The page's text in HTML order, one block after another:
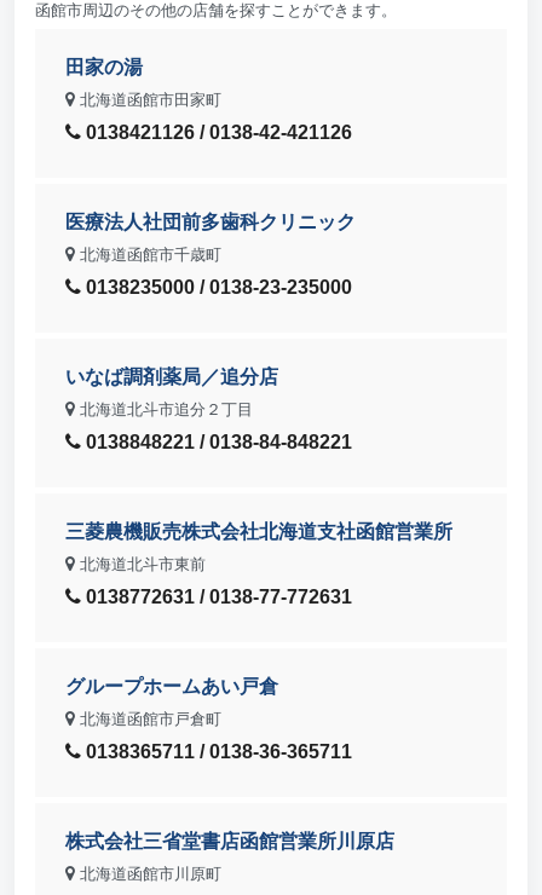
函館市周辺のその他の店舗を探すことができます。
田家の湯
北海道函館市田家町
0138421126 / 0138-42-421126
医療法人社団前多歯科クリニック
北海道函館市千歳町
0138235000 / 0138-23-235000
いなば調剤薬局／追分店
北海道北斗市追分２丁目
0138848221 / 0138-84-848221
三菱農機販売株式会社北海道支社函館営業所
北海道北斗市東前
0138772631 / 0138-77-772631
グループホームあい戸倉
北海道函館市戸倉町
0138365711 / 0138-36-365711
株式会社三省堂書店函館営業所川原店
北海道函館市川原町